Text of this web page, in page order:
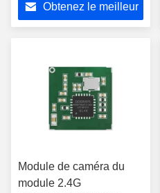
Obtenez le meilleur
Module de caméra du
module 2.4G